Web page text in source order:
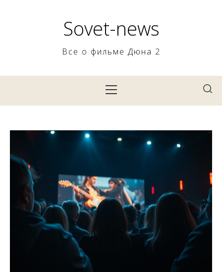
Sovet-news
Все о фильме Дюна 2
Menu